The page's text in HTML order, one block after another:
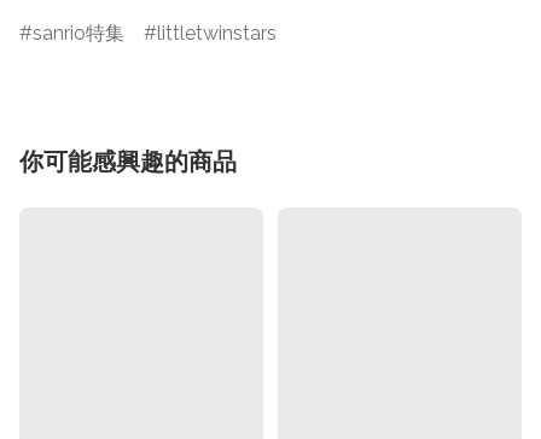
sanrio特集 littletwinstars
你可能感興趣的商品